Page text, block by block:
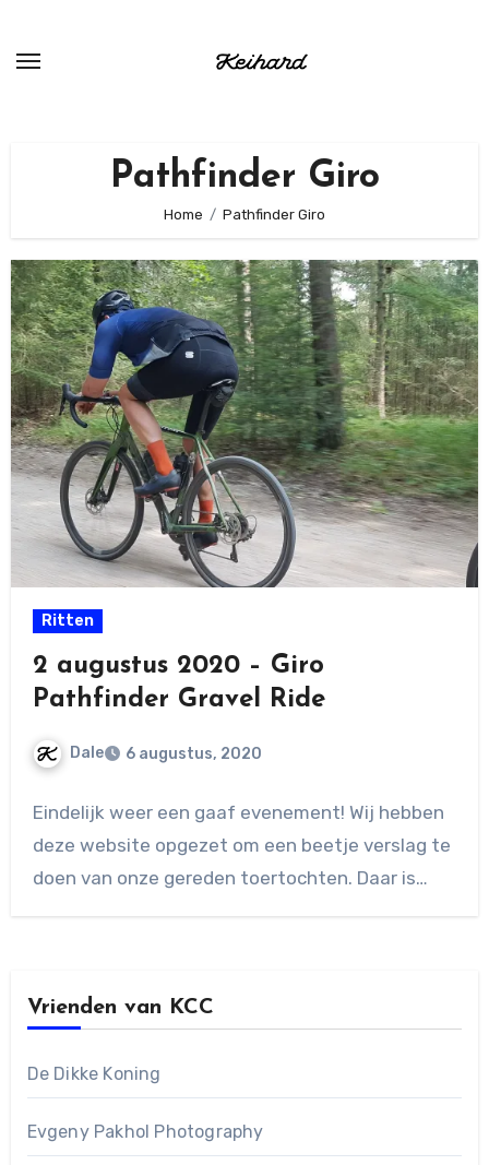
de
Pathfinder Giro
Home Pathfinder Giro
Ritten
2 augustus 2020 – Giro
Pathfinder Gravel Ride
Dale 6 augustus, 2020
reacties
Eindelijk weer een gaaf evenement! Wij hebben
deze website opgezet om een beetje verslag te
doen van onze gereden toertochten. Daar is…
Vrienden van KCC
De Dikke Koning
Evgeny Pakhol Photography